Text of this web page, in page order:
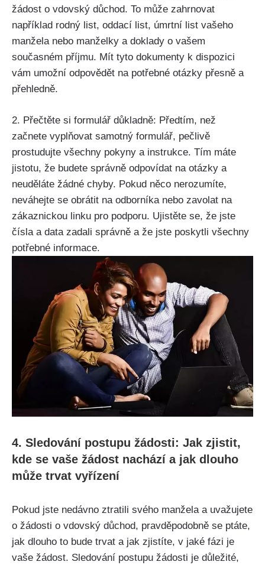
žádost o vdovský důchod. To může zahrnovat
například rodný list, oddací list, úmrtní list vašeho
manžela nebo manželky a doklady o vašem
současném příjmu. Mít tyto dokumenty k dispozici
vám umožní odpovědět na potřebné otázky přesně a
přehledně.
2. Přečtěte si formulář důkladně: Předtím, než
začnete vyplňovat samotný formulář, pečlivě
prostudujte všechny pokyny a instrukce. Tím máte
jistotu, že budete správně odpovídat na otázky a
neuděláte žádné chyby. Pokud něco nerozumíte,
neváhejte se obrátit na odborníka nebo zavolat na
zákaznickou linku pro podporu. Ujistěte se, že jste
čísla a data zadali správně a že jste poskytli všechny
potřebné informace.
4. Sledování postupu žádosti: Jak zjistit,
kde se vaše žádost nachází a jak dlouho
může trvat vyřízení
Pokud jste nedávno ztratili svého manžela a uvažujete
o žádosti o vdovský důchod, pravděpodobně se ptáte,
jak dlouho to bude trvat a jak zjistíte, v jaké fázi je
vaše žádost. Sledování postupu žádosti je důležité,